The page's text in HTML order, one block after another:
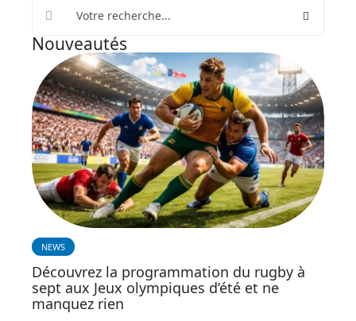
Nouveautés
NEWS
Découvrez la programmation du rugby à
sept aux Jeux olympiques d’été et ne
manquez rien